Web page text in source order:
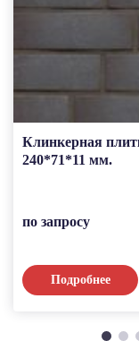
Клинкерная
240*71*11 мм.
по запросу
Подробнее